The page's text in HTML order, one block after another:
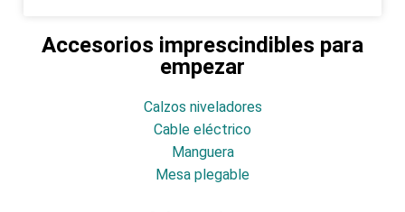
Accesorios imprescindibles para
empezar
Calzos niveladores
Cable eléctrico
Manguera
Mesa plegable